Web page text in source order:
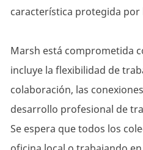
característica protegida por
Marsh está comprometida
incluye la flexibilidad de
colaboración, las
desarrollo profesional de
Se espera que todos los